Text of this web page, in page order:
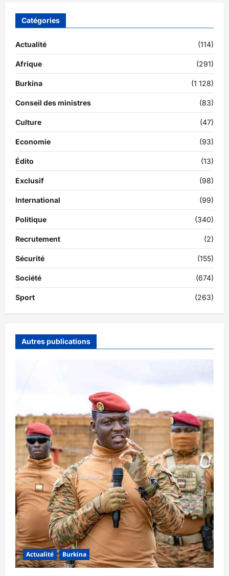
Catégories
Actualité (114)
Afrique (291)
Burkina (1 128)
Conseil des ministres (83)
Culture (47)
Economie (93)
Édito (13)
Exclusif (98)
International (99)
Politique (340)
Recrutement (2)
Sécurité (155)
Société (674)
Sport (263)
Autres publications
Actualité Burkina